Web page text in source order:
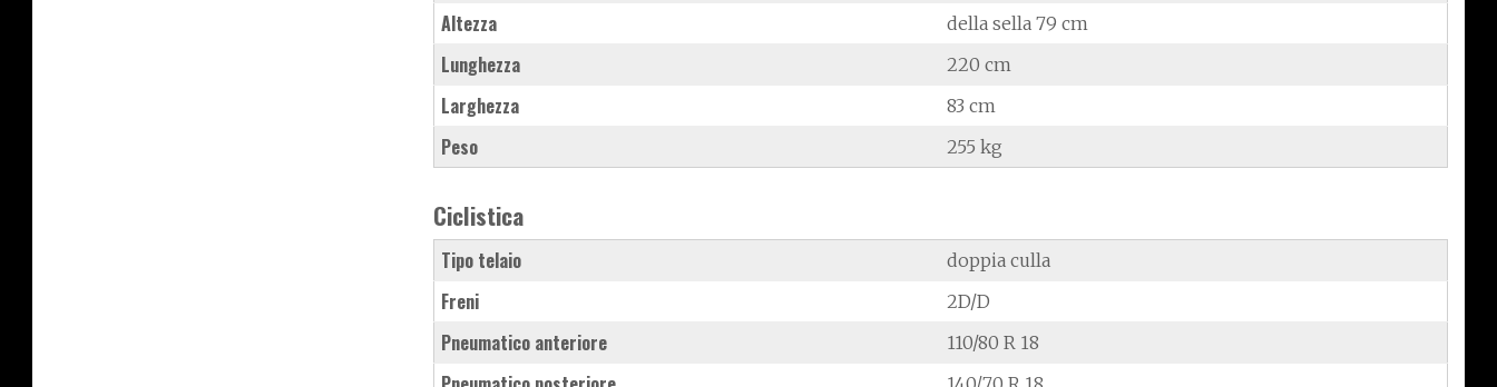
Altezza della sella 79 cm
Lunghezza 220 cm
Larghezza 83 cm
Peso 255 kg
Ciclistica
Tipo telaio doppia culla
Freni 2D/D
Pneumatico anteriore 110/80 R 18